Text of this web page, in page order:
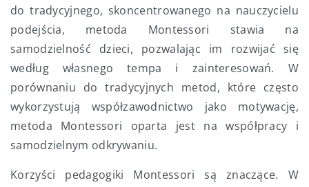
do tradycyjnego, skoncentrowanego na nauczycielu
podejścia, metoda Montessori stawia na
samodzielność dzieci, pozwalając im rozwijać się
według własnego tempa i zainteresowań. W
porównaniu do tradycyjnych metod, które często
wykorzystują współzawodnictwo jako motywację,
metoda Montessori oparta jest na współpracy i
samodzielnym odkrywaniu.
Korzyści pedagogiki Montessori są znaczące. W